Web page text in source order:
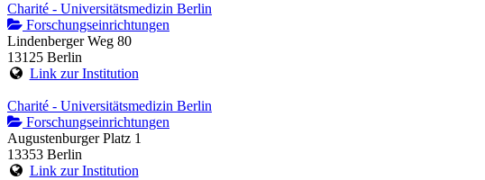
Charité - Universitätsmedizin Berlin
Forschungseinrichtungen
Lindenberger Weg 80
13125 Berlin
Link zur Institution
Charité - Universitätsmedizin Berlin
Forschungseinrichtungen
Augustenburger Platz 1
13353 Berlin
Link zur Institution